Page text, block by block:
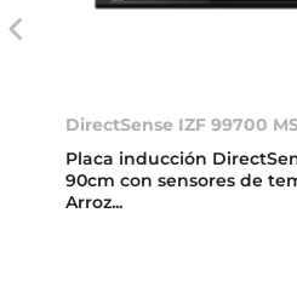
DirectSense IZF 99700
Placa inducción
90cm con sensores de
Arroz...